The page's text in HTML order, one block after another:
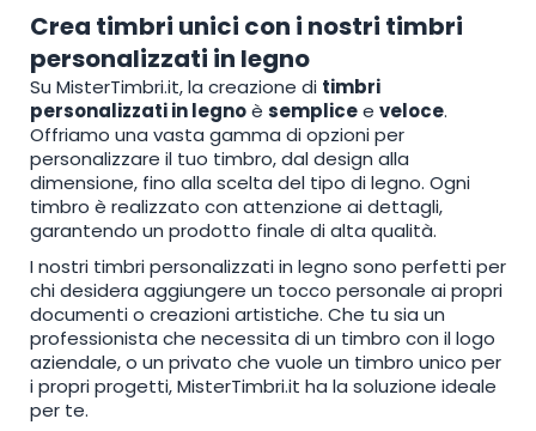
Crea timbri unici con i nostri timbri
personalizzati in legno
Su MisterTimbri.it, la creazione di timbri
personalizzati in legnoè semplicee veloce.
Offriamo una vasta gamma di opzioni per
personalizzare il tuo timbro, dal design alla
dimensione, fino alla scelta del tipo di legno. Ogni
timbro è realizzato con attenzione ai dettagli,
garantendo un prodotto finale di alta qualità.
I nostri timbri personalizzati in legno sono perfetti per
chi desidera aggiungere un tocco personale ai propri
documenti o creazioni artistiche. Che tu sia un
professionista che necessita di un timbro con il logo
aziendale, o un privato che vuole un timbro unico per
i propri progetti, MisterTimbri.it ha la soluzione ideale
per te.